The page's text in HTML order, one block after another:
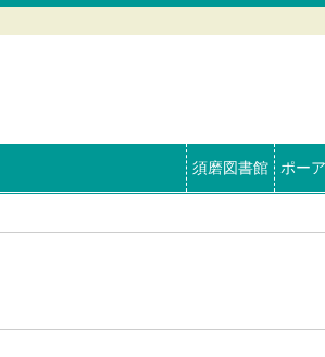
須磨図書館 ポー